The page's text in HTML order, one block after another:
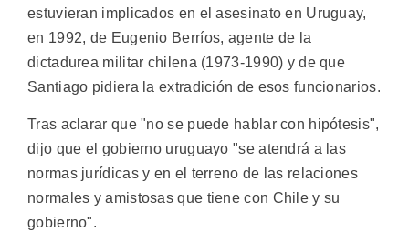
estuvieran implicados en el asesinato en Uruguay,
en 1992, de Eugenio Berríos, agente de la
dictadurea militar chilena (1973-1990) y de que
Santiago pidiera la extradición de esos funcionarios.
Tras aclarar que "no se puede hablar con hipótesis",
dijo que el gobierno uruguayo "se atendrá a las
normas jurídicas y en el terreno de las relaciones
normales y amistosas que tiene con Chile y su
gobierno".